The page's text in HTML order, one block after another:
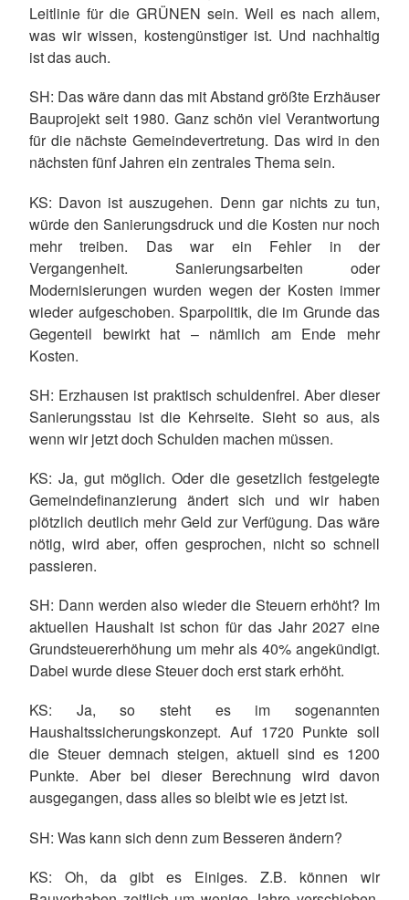
Leitlinie für die GRÜNEN sein. Weil es nach allem,
was wir wissen, kostengünstiger ist. Und nachhaltig
ist das auch.
SH: Das wäre dann das mit Abstand größte Erzhäuser
Bauprojekt seit 1980. Ganz schön viel Verantwortung
für die nächste Gemeindevertretung. Das wird in den
nächsten fünf Jahren ein zentrales Thema sein.
KS: Davon ist auszugehen. Denn gar nichts zu tun,
würde den Sanierungsdruck und die Kosten nur noch
mehr treiben. Das war ein Fehler in der
Vergangenheit. Sanierungsarbeiten oder
Modernisierungen wurden wegen der Kosten immer
wieder aufgeschoben. Sparpolitik, die im Grunde das
Gegenteil bewirkt hat – nämlich am Ende mehr
Kosten.
SH: Erzhausen ist praktisch schuldenfrei. Aber dieser
Sanierungsstau ist die Kehrseite. Sieht so aus, als
wenn wir jetzt doch Schulden machen müssen.
KS: Ja, gut möglich. Oder die gesetzlich festgelegte
Gemeindefinanzierung ändert sich und wir haben
plötzlich deutlich mehr Geld zur Verfügung. Das wäre
nötig, wird aber, offen gesprochen, nicht so schnell
passieren.
SH: Dann werden also wieder die Steuern erhöht? Im
aktuellen Haushalt ist schon für das Jahr 2027 eine
Grundsteuererhöhung um mehr als 40% angekündigt.
Dabei wurde diese Steuer doch erst stark erhöht.
KS: Ja, so steht es im sogenannten
Haushaltssicherungskonzept. Auf 1720 Punkte soll
die Steuer demnach steigen, aktuell sind es 1200
Punkte. Aber bei dieser Berechnung wird davon
ausgegangen, dass alles so bleibt wie es jetzt ist.
SH: Was kann sich denn zum Besseren ändern?
KS: Oh, da gibt es Einiges. Z.B. können wir